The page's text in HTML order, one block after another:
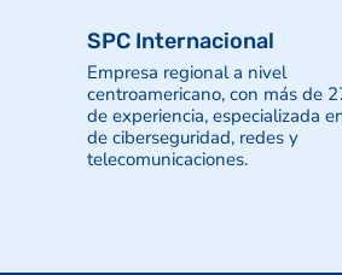
SPC Internacional
Empresa regional a nivel
centroamericano, con más de
de experiencia, especializada
de ciberseguridad, redes y
telecomunicaciones.